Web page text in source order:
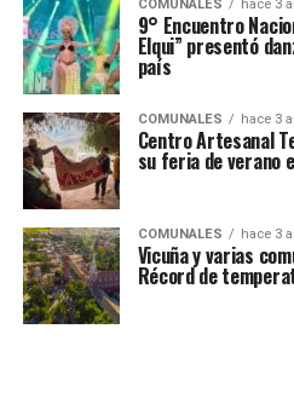
COMUNALES hace 3
9° Encuentro
Elqui” presentó
país
COMUNALES hace 3
Centro Artesanal
su feria de verano
COMUNALES hace 3
Vicuña y varias
Récord de